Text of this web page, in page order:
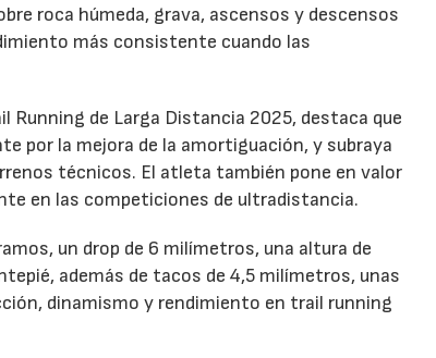
roca húmeda, grava, ascensos y descensos
más consistente cuando las
Running de Larga Distancia 2025, destaca que
por la mejora de la amortiguación, y subraya
técnicos. El atleta también pone en valor
en las competiciones de ultradistancia.
un drop de 6 milímetros, una altura de
además de tacos de 4,5 milímetros, unas
dinamismo y rendimiento en trail running